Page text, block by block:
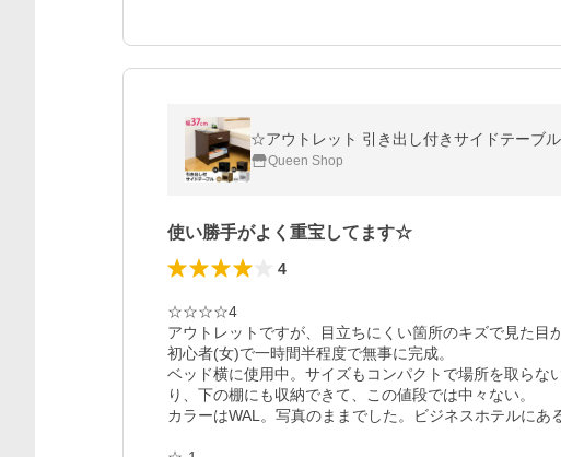
☆アウトレット 引き出し付きサイドテーブ
Queen Shop
使い勝手がよく重宝してます☆
4
☆☆☆☆4
アウトレットですが、目立ちにくい箇所のキズで見た目
初心者(女)で一時間半程度で無事に完成。
ベッド横に使用中。サイズもコンパクトで場所を取らな
り、下の棚にも収納できて、この値段では中々ない。
カラーはWAL。写真のままでした。ビジネスホテルにあ